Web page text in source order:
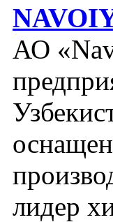
АО
лидер